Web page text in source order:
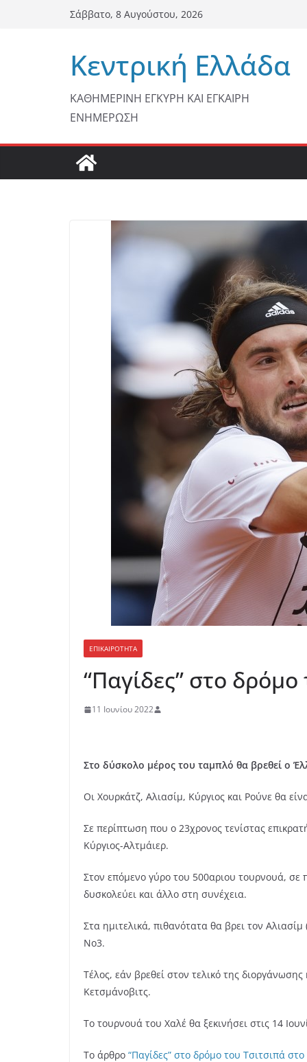
Σάββατο, 8 Αυγούστου, 2026
Κεντρική Ελλάδα
ΚΑΘΗΜΕΡΙΝΗ ΕΓΚΥΡΗ ΚΑΙ ΕΓΚΑΙΡΗ
ΕΝΗΜΕΡΩΣΗ
ΕΠΙΚΑΙΡΟΤΗΤΑ
“Παγίδες” στο
11 Ιουνίου 2022
Στο δύσκολο μέρος του ταμπλό θα βρεθεί ο
Οι Χουρκάτζ, Αλιασίμ, Κύργιος και Ρούνε θα
Σε περίπτωση που ο 23χρονος τενίστας
Κύργιος-Αλτμάιερ.
Στον επόμενο γύρο του 500αριου τουρνουά,
δυσκολεύει και άλλο στη συνέχεια.
Στα ημιτελικά, πιθανότατα θα βρει τον
Νο3.
Τέλος, εάν βρεθεί στον τελικό της
Κετσμάνοβιτς.
Το τουρνουά του Χαλέ θα ξεκινήσει στις 14
Το άρθρο “Παγίδες” στο δρόμο του Τσιτσιπά